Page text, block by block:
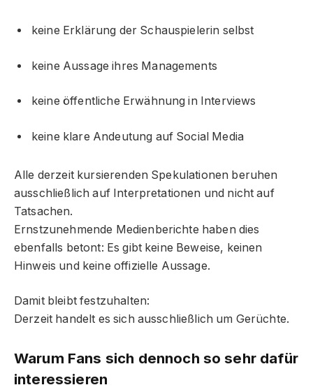
keine Erklärung der Schauspielerin selbst
keine Aussage ihres Managements
keine öffentliche Erwähnung in Interviews
keine klare Andeutung auf Social Media
Alle derzeit kursierenden Spekulationen beruhen
ausschließlich auf Interpretationen und nicht auf
Tatsachen.
Ernstzunehmende Medienberichte haben dies
ebenfalls betont: Es gibt keine Beweise, keinen
Hinweis und keine offizielle Aussage.
Damit bleibt festzuhalten:
Derzeit handelt es sich ausschließlich um Gerüchte.
Warum Fans sich dennoch so sehr dafür
interessieren